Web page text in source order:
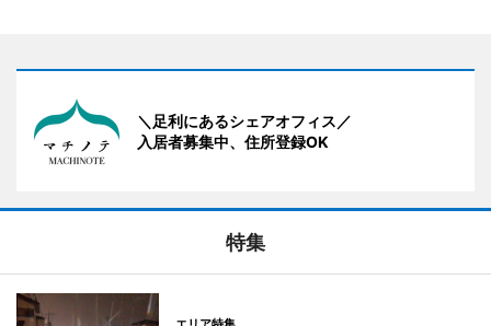
＼足利にあるシェアオフィス／
入居者募集中、住所登録OK
特集